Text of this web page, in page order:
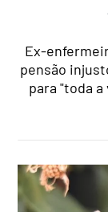
Ex-
pensão
para "toda